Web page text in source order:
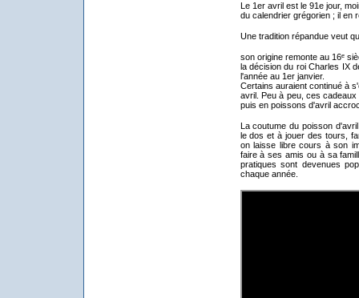
Le 1er avril est le 91e jour,
du calendrier grégorien ; il en
Une tradition répandue veut
son origine remonte au 16ᵉ
la décision du roi Charles IX
l'année au 1er janvier.
Certains auraient continué à
avril. Peu à peu, ces
puis en poissons d'avril
La coutume du poisson
le dos et à jouer des tours,
on laisse libre cours à son
faire à ses amis ou à sa
pratiques sont devenues
chaque année.